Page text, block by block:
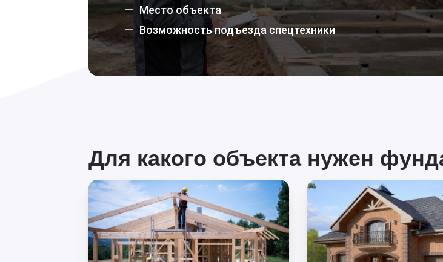
Место объекта
Возможность подъезда спецтехники
Для какого объекта нужен